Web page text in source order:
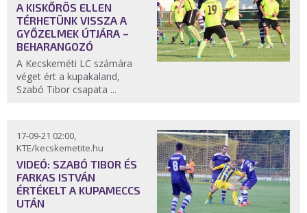
A KISKŐRÖS ELLEN
TÉRHETÜNK VISSZA A
GYŐZELMEK ÚTJÁRA –
BEHARANGOZÓ
A Kecskeméti LC számára
véget ért a kupakaland,
Szabó Tibor csapata ...
17-09-21 02:00,
KTE/kecskemetite.hu
VIDEÓ: SZABÓ TIBOR ÉS
FARKAS ISTVÁN
ÉRTÉKELT A KUPAMECCS
UTÁN